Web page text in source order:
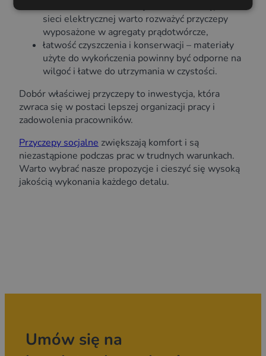
sieci elektrycznej warto rozważyć przyczepy
wyposażone w agregaty prądotwórcze,
łatwość czyszczenia i konserwacji – materiały
użyte do wykończenia powinny być odporne na
wilgoć i łatwe do utrzymania w czystości.
Dobór właściwej przyczepy to inwestycja, która
zwraca się w postaci lepszej organizacji pracy i
zadowolenia pracowników.
Przyczepy socjalne zwiększają komfort i są
niezastąpione podczas prac w trudnych warunkach.
Warto wybrać nasze propozycje i cieszyć się wysoką
jakością wykonania każdego detalu.
Umów się na